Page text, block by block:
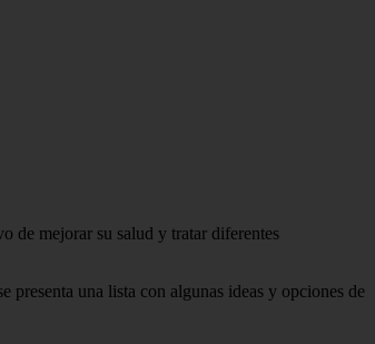
de mejorar su salud y tratar diferentes
una lista con algunas ideas y opciones de